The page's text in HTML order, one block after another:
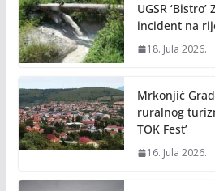
UGSR
incident na
18. Jula 2026.
Mrkonjić
ruralnog
TOK Fest’
16. Jula 2026.